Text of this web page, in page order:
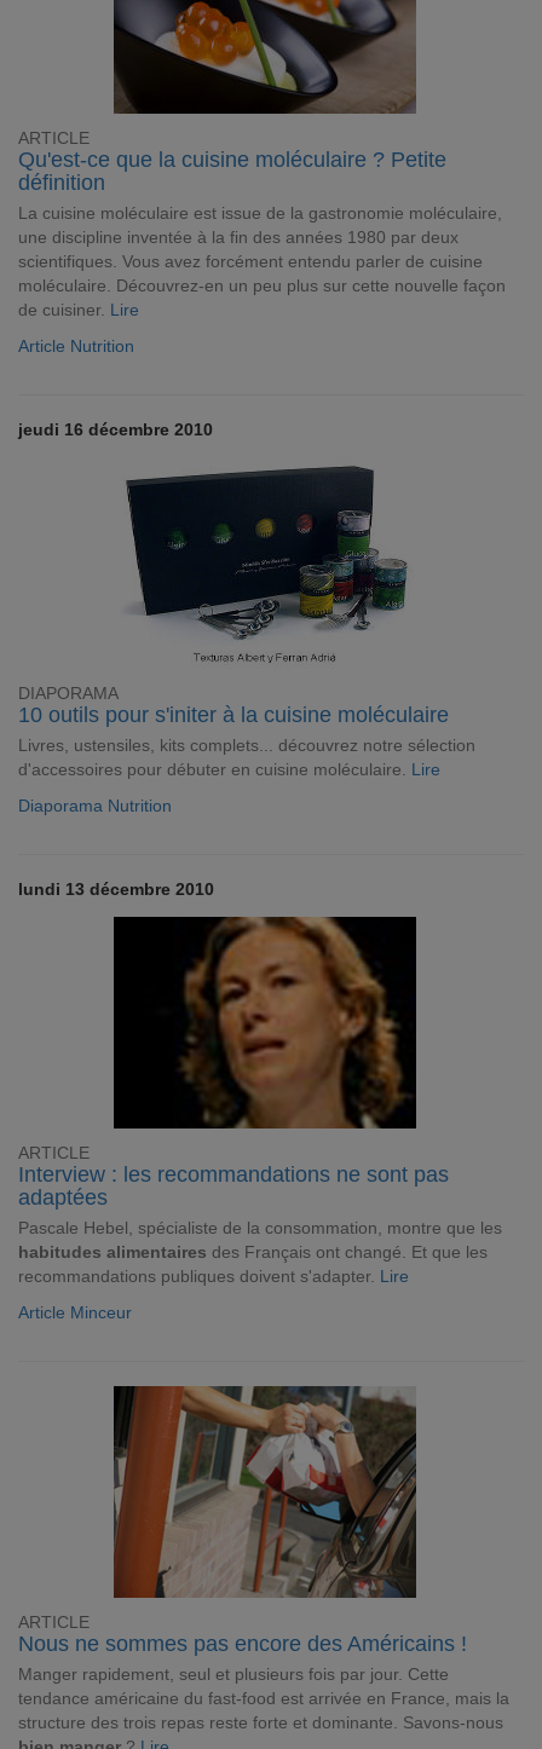
ARTICLE
Qu'est-ce que la cuisine moléculaire ? Petite
définition
La cuisine moléculaire est issue de la gastronomie moléculaire,
une discipline inventée à la fin des années 1980 par deux
scientifiques. Vous avez forcément entendu parler de cuisine
moléculaire. Découvrez-en un peu plus sur cette nouvelle façon
de cuisiner. Lire
Article Nutrition
jeudi 16 décembre 2010
DIAPORAMA
10 outils pour s'initer à la cuisine moléculaire
Livres, ustensiles, kits complets... découvrez notre sélection
d'accessoires pour débuter en cuisine moléculaire. Lire
Diaporama Nutrition
lundi 13 décembre 2010
ARTICLE
Interview : les recommandations ne sont pas
adaptées
Pascale Hebel, spécialiste de la consommation, montre que les
habitudes alimentaires des Français ont changé. Et que les
recommandations publiques doivent s'adapter. Lire
Article Minceur
ARTICLE
Nous ne sommes pas encore des Américains !
Manger rapidement, seul et plusieurs fois par jour. Cette
tendance américaine du fast-food est arrivée en France, mais la
structure des trois repas reste forte et dominante. Savons-nous